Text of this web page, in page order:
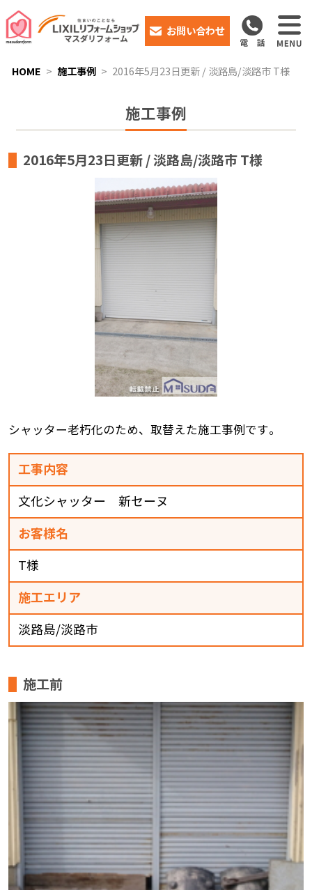
お問い合わせ
HOME 施工事例 2016年5月23日更新 / 淡路島/淡路市 T様
施工事例
2016年5月23日更新 / 淡路島/淡路市 T様
シャッター老朽化のため、取替えた施工事例です。
工事内容
文化シャッター 新セーヌ
お客様名
T様
施工エリア
淡路島/淡路市
施工前